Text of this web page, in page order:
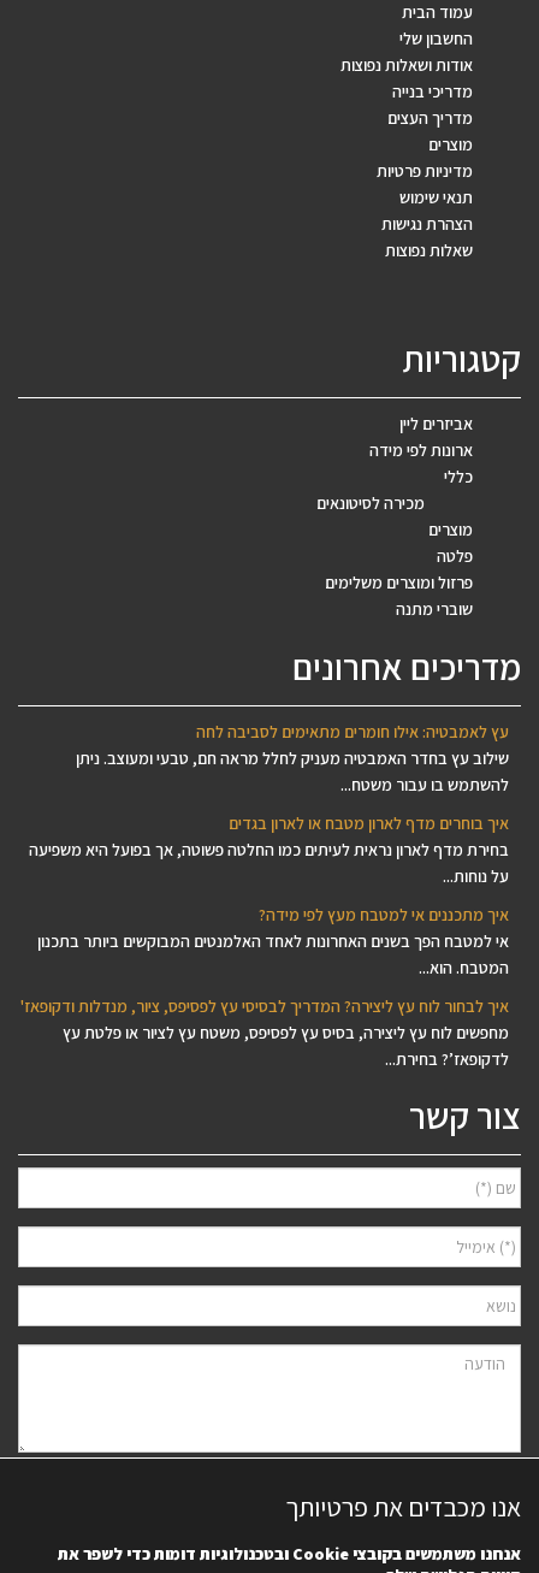
עמוד הבית
החשבון שלי
אודות ושאלות נפוצות
מדריכי בנייה
מדריך העצים
מוצרים
מדיניות פרטיות
תנאי שימוש
הצהרת נגישות
שאלות נפוצות
קטגוריות
אביזרים ליין
ארונות לפי מידה
כללי
מכירה לסיטונאים
מוצרים
פלטה
פרזול ומוצרים משלימים
שוברי מתנה
מדריכים אחרונים
עץ לאמבטיה: אילו חומרים מתאימים לסביבה לחה
שילוב עץ בחדר האמבטיה מעניק לחלל מראה חם, טבעי ומעוצב. ניתן
להשתמש בו עבור משטח...
איך בוחרים מדף לארון מטבח או לארון בגדים
בחירת מדף לארון נראית לעיתים כמו החלטה פשוטה, אך בפועל היא משפיעה
על נוחות...
איך מתכננים אי למטבח מעץ לפי מידה?
אי למטבח הפך בשנים האחרונות לאחד האלמנטים המבוקשים ביותר בתכנון
המטבח. הוא...
איך לבחור לוח עץ ליצירה? המדריך לבסיסי עץ לפסיפס, ציור, מנדלות ודקופאז'
מחפשים לוח עץ ליצירה, בסיס עץ לפסיפס, משטח עץ לציור או פלטת עץ
לדקופאז’? בחירת...
צור קשר
הפרטיותשל האתר. ידוע לי שאוכל לבטל את הרישום בכל עת.
אנו מכבדים את פרטיותך
אנחנו משתמשים בקובציCookie ובטכנולוגיות דומות כדי לשפר את